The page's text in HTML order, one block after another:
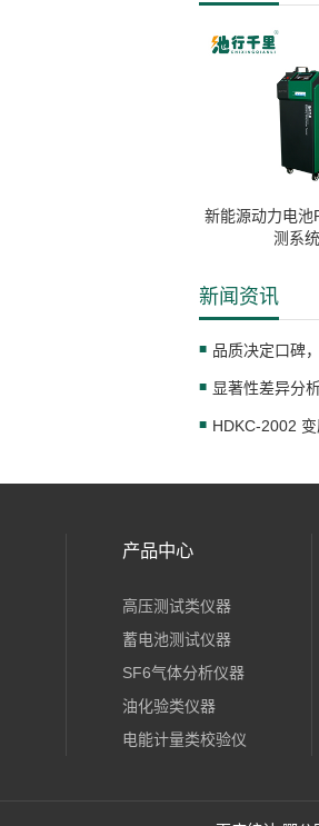
新能源动力电池
测系
新闻资讯
HDKC-2002
产品中心
高压测试类仪器
蓄电池测试仪器
SF6气体分析仪器
油化验类仪器
电能计量类校验仪